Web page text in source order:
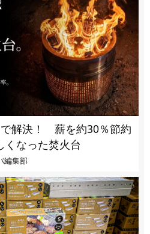
解決！ 薪を約30％節約
くなった焚火台
編集部